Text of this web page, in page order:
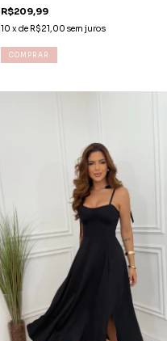
R$209,99
10 x de R$21,00 sem juros
COMPRAR